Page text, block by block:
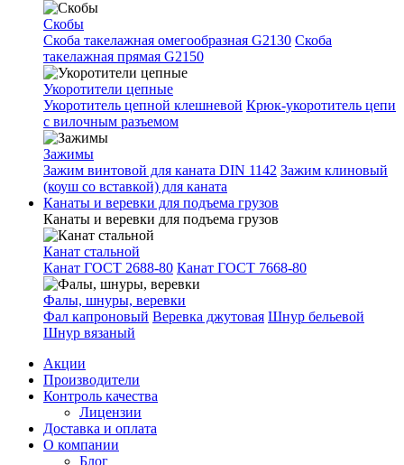
Скобы
Скоба такелажная омегообразная G2130 Скоба
такелажная прямая G2150
Укоротители цепные
Укоротитель цепной клешневой Крюк-укоротитель цепи
с вилочным разъемом
Зажимы
Зажим винтовой для каната DIN 1142 Зажим клиновый
(коуш со вставкой) для каната
Канаты и веревки для подъема грузов
Канаты и веревки для подъема грузов
Канат стальной
Канат ГОСТ 2688-80 Канат ГОСТ 7668-80
Фалы, шнуры, веревки
Фал капроновый Веревка джутовая Шнур бельевой
Шнур вязаный
Акции
Производители
Контроль качества
Лицензии
Доставка и оплата
О компании
Блог